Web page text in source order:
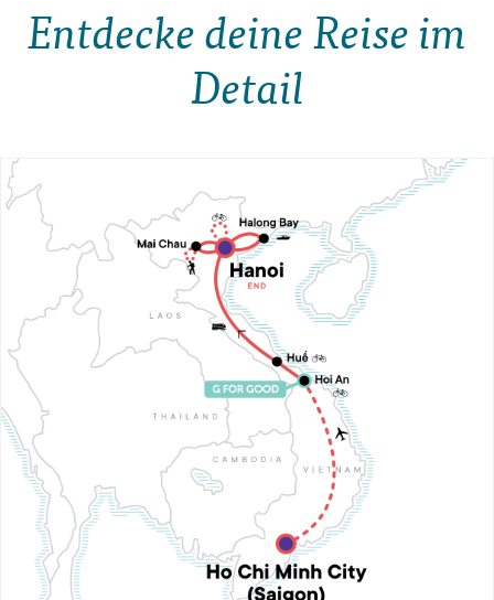
Entdecke deine Reise im
Detail